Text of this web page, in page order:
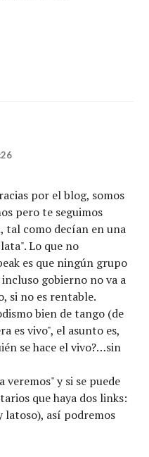
por el blog, somos
pero te seguimos
tal como decían en una
Lo que no
es que ningún grupo
gobierno no va a
si no es rentable.
bien de tango (de
es vivo", el asunto es,
se hace el vivo?…sin
veremos" y si se puede
que haya dos links:
latoso), así podremos